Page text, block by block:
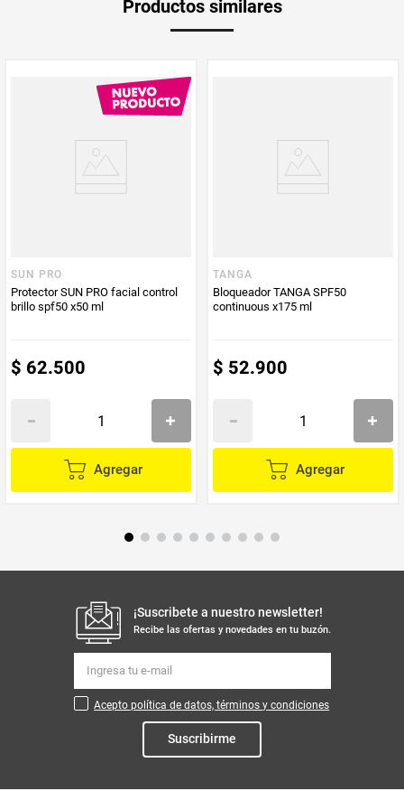
cuerpo con efecto mate, ideal para uso diario y todo tipo de piel.
Productos similares
SUN PRO
Protector SUN PRO facial control
brillo spf50 x50 ml
$ 62.500
Agregar
TANGA
Bloqueador TANGA SPF50
continuous x175 ml
$ 52.900
Agregar
¡Suscribete a nuestro newsletter!
Recibe las ofertas y novedades en tu buzón.
Acepto política de datos, términos y condiciones
Suscribirme